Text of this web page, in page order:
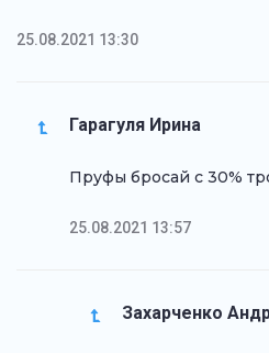
25.08.2021 13:30
Гарагуля Ирина
Пруфы бросай с 30%
25.08.2021 13:57
Захарченко